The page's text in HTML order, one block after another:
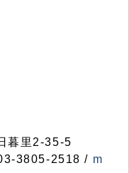
暮里2-35-5
3805-2518 / m